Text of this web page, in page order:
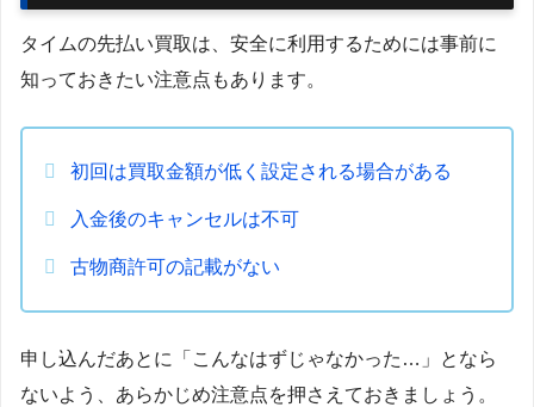
タイムの先払い買取は、安全に利用するためには事前に
知っておきたい注意点もあります。
初回は買取金額が低く設定される場合がある
入金後のキャンセルは不可
古物商許可の記載がない
申し込んだあとに「こんなはずじゃなかった…」となら
ないよう、あらかじめ注意点を押さえておきましょう。